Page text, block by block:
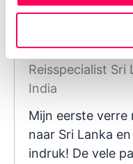
Evelien Booms
Reisspecialist Sri
India
Mijn eerste verre
naar Sri Lanka
indruk! De vele